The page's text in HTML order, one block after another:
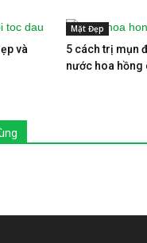
và
Mặt Đẹp
5 cách trị mụn
nước hoa hồng